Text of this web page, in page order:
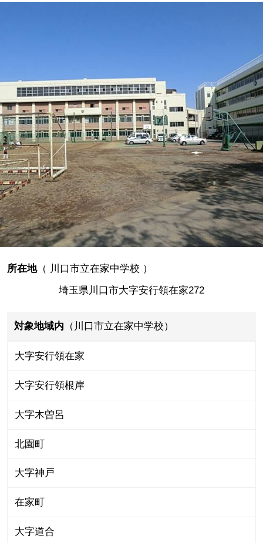
所在地（ 川口市立在家中学校 ）
埼玉県川口市大字安行領在家272
対象地域内 （川口市立在家中学校）
大字安行領在家
大字安行領根岸
大字木曽呂
北園町
大字神戸
在家町
大字道合